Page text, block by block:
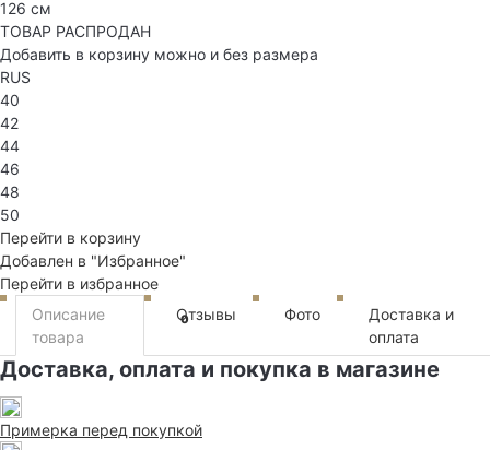
126 см
ТОВАР РАСПРОДАН
Добавить в корзину можно и без размера
RUS
40
42
44
46
48
50
Перейти в корзину
Добавлен в "Избранное"
Перейти в избранное
Описание
товара
Отзывы
0 Фото
Доставка и
оплата
Доставка, оплата и покупка в магазине
Примерка перед покупкой